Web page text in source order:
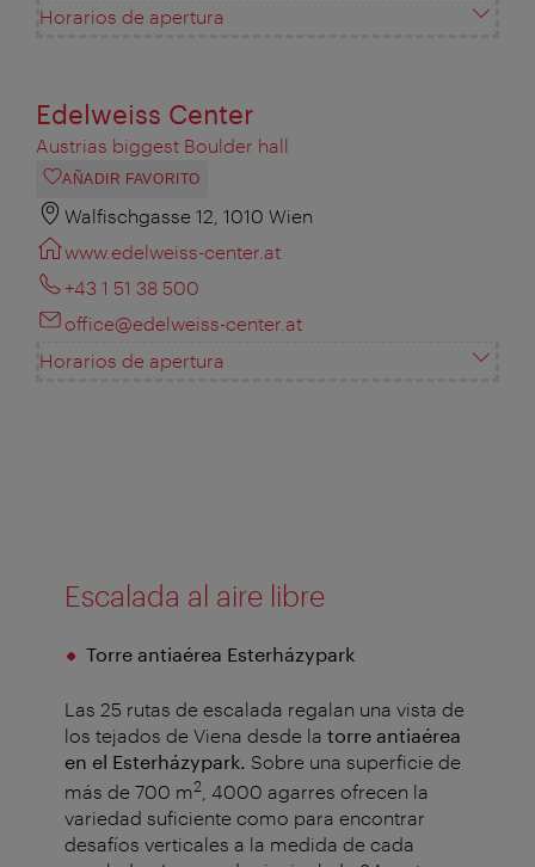
Horarios de apertura
Edelweiss Center
Austrias biggest Boulder hall
AÑADIR FAVORITO
Walfischgasse 12, 1010 Wien
www.edelweiss-center.at
+43 1 51 38 500
office@edelweiss-center.at
Horarios de apertura
Escalada al aire libre
Torre antiaérea Esterházypark
Las 25 rutas de escalada regalan una vista de
los tejados de Viena desde la torre antiaérea
en el Esterházypark. Sobre una superficie de
más de 700 m2 , 4000 agarres ofrecen la
variedad suficiente como para encontrar
desafíos verticales a la medida de cada